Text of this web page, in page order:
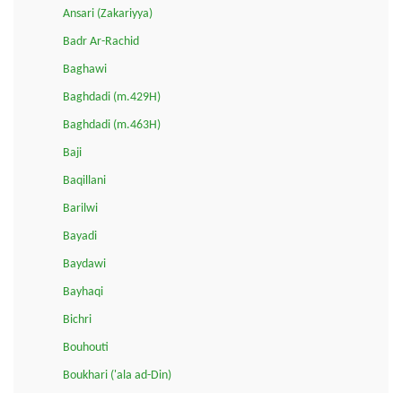
Ansari (Zakariyya)
Badr Ar-Rachid
Baghawi
Baghdadi (m.429H)
Baghdadi (m.463H)
Baji
Baqillani
Barilwi
Bayadi
Baydawi
Bayhaqi
Bichri
Bouhouti
Boukhari ('ala ad-Din)